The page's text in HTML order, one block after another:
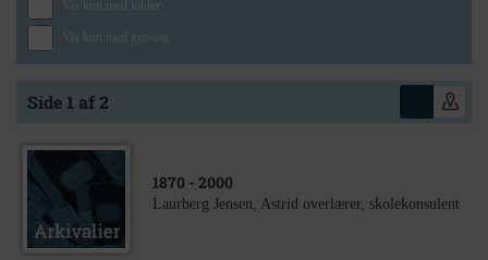
Vis kun med kilder
Vis kun med geo-tag
Side 1 af 2
1870 - 2000
Laurberg Jensen, Astrid overlærer, skolekonsulent